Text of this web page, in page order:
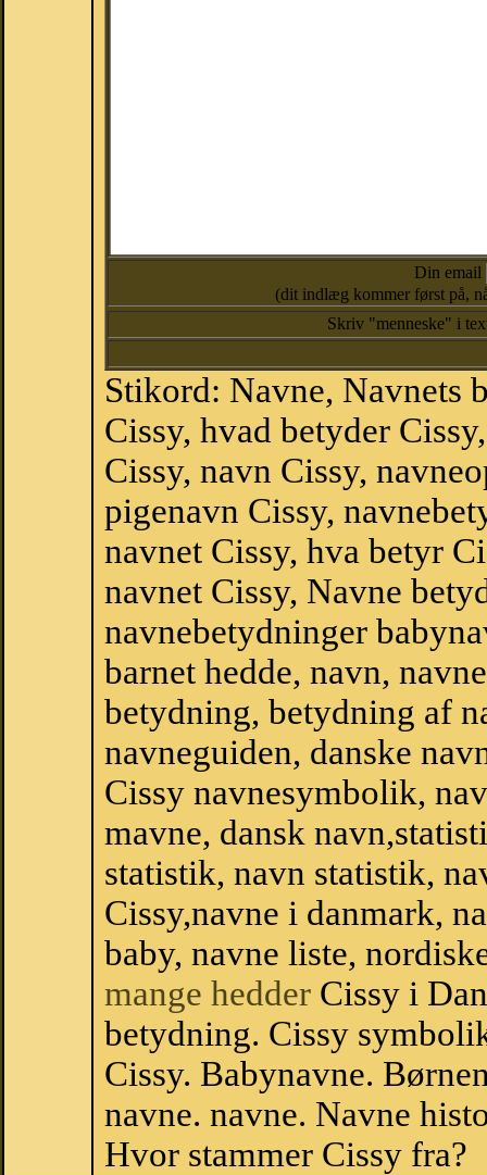
Din email
(dit indlæg kommer først på,
Skriv "menneske" i
Stikord: Navne, Navnets
Cissy, hvad betyder
Cissy, navn Cissy,
pigenavn Cissy,
navnet Cissy, hva betyr
navnet Cissy, Navne
navnebetydninger
barnet hedde, navn,
betydning, betydning af
navneguiden, danske
Cissy navnesymbolik,
mavne, dansk
statistik, navn statistik,
Cissy,navne i danmark,
baby, navne liste,
mange hedder Cissy i
betydning. Cissy
Cissy. Babynavne.
navne. navne. Navne
Hvor stammer Cissy fra?